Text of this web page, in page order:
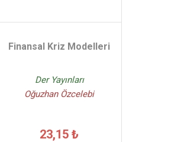
Finansal Kriz Modelleri
Der Yayınları
Oğuzhan Özcelebi
23,15 ₺